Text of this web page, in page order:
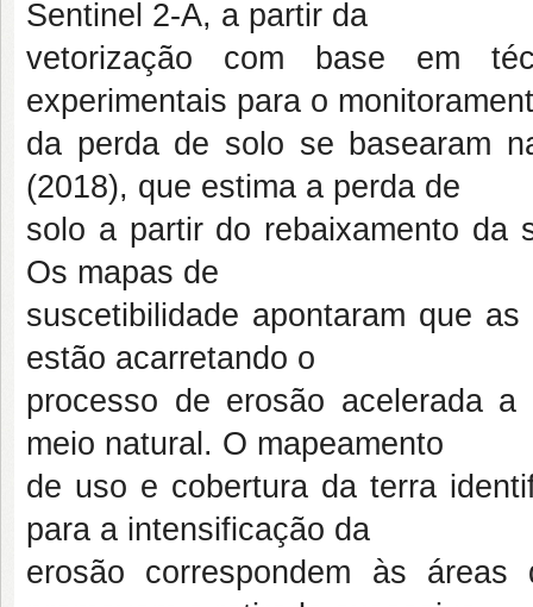
Sentinel 2-A, a partir da
vetorização com base em
experimentais para o
da perda de solo se basearam
(2018), que estima a perda de
solo a partir do rebaixamento da
Os mapas de
suscetibilidade apontaram que
estão acarretando o
processo de erosão acelerada
meio natural. O mapeamento
de uso e cobertura da terra
para a intensificação da
erosão correspondem às